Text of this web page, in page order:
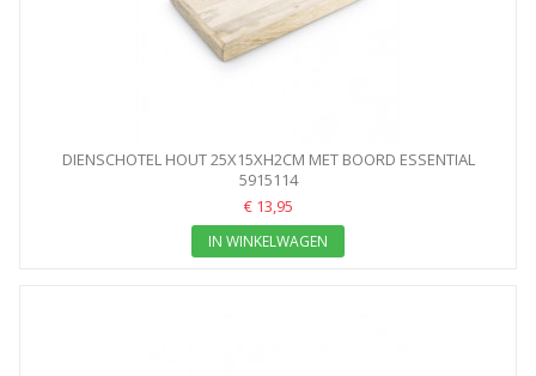
DIENSCHOTEL HOUT 25X15XH2CM MET BOORD ESSENTIAL
DIENBLAD
5915114
€ 13,95
IN WINKELWAGEN